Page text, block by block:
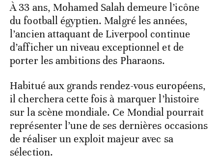
À 33 ans, Mohamed Salah demeure l’icône
du football égyptien. Malgré les années,
l’ancien attaquant de Liverpool continue
d’afficher un niveau exceptionnel et de
porter les ambitions des Pharaons.
Habitué aux grands rendez-vous européens,
il cherchera cette fois à marquer l’histoire
sur la scène mondiale. Ce Mondial pourrait
représenter l’une de ses dernières occasions
de réaliser un exploit majeur avec sa
sélection.